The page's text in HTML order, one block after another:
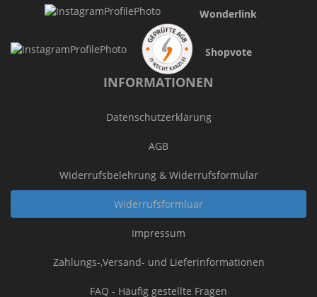
Wonderlink
Shopvote
INFORMATIONEN
Datenschutzerklärung
AGB
Widerrufsbelehrung & Widerrufsformular
Widerrufsformluar
Impressum
Zahlungs-,Versand- und Lieferinformationen
FAQ - Häufig gestellte Fragen